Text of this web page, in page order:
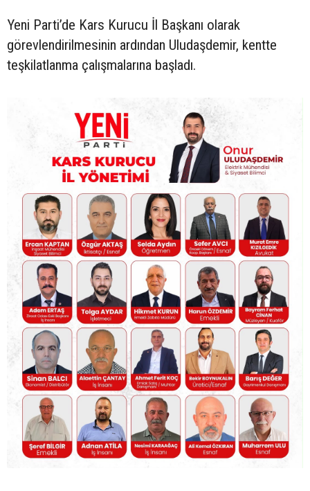
Yeni Parti’de Kars Kurucu İl Başkanı olarak
görevlendirilmesinin ardından Uludaşdemir, kentte
teşkilatlanma çalışmalarına başladı.